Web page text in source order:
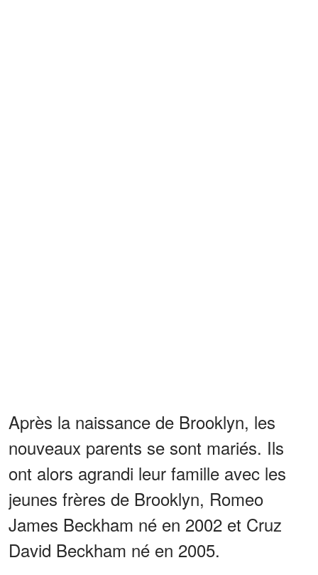
Après la naissance de Brooklyn, les
nouveaux parents se sont mariés. Ils
ont alors agrandi leur famille avec les
jeunes frères de Brooklyn, Romeo
James Beckham né en 2002 et Cruz
David Beckham né en 2005.